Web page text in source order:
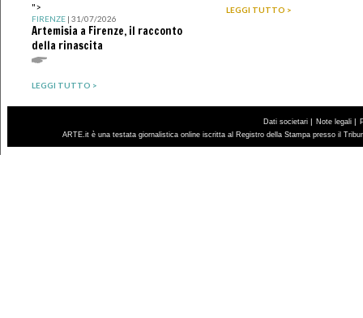
">
FIRENZE| 31/07/2026
Artemisia a Firenze, il racconto
della rinascita
LEGGI TUTTO >
LEGGI TUTTO >
Dati societari | Note legali |
ARTE.it è una testata giornalistica online iscritta al Registro della Stampa presso il